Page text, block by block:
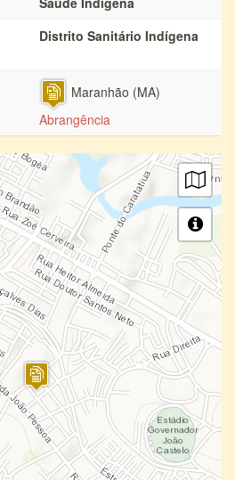
Distrito Sanitário Indígena
Maranhão (MA)
Abrangência